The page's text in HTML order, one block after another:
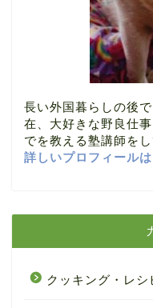
長い外国暮らしの後
在、大好きな野良仕
でを教える塾講師をし
詳しいプロフィールは
クッキング・レシ